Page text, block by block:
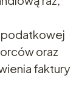
podatkowej
oraz
faktury